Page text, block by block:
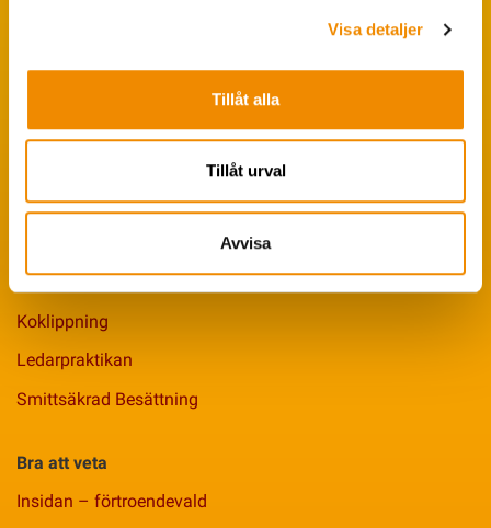
Visa detaljer
Tillåt alla
Tillåt urval
Avvisa
Seminservice
Tips från coachen
Fruktsamhetsservice
Koklippning
Ledarpraktikan
Smittsäkrad Besättning
Bra att veta
Insidan – förtroendevald